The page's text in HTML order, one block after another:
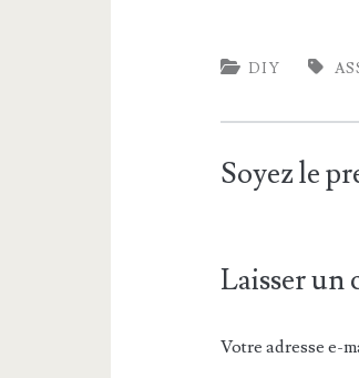
DIY
Soyez le
Laisser un
Votre adresse e-